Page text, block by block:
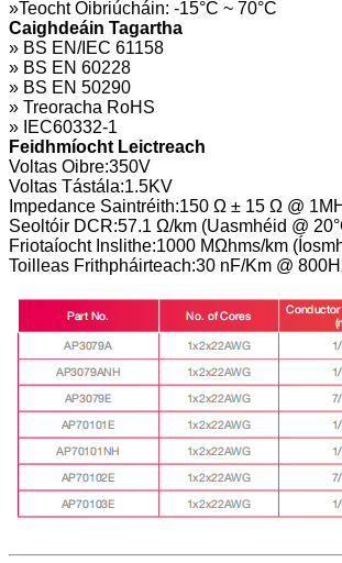
»Teocht Oibriúcháin: -15°C ~ 70°C
Caighdeáin Tagartha
» BS EN/IEC 61158
» BS EN 60228
» BS EN 50290
» Treoracha RoHS
» IEC60332-1
Feidhmíocht Leictreach
Voltas Oibre:350V
Voltas Tástála:1.5KV
Impedance Saintréith:150 Ω ± 15 Ω @
Seoltóir DCR:57.1 Ω/km (Uasmhéid @
Friotaíocht Inslithe:1000 MΩhms/km
Toilleas Frithpháirteach:30 nF/Km @